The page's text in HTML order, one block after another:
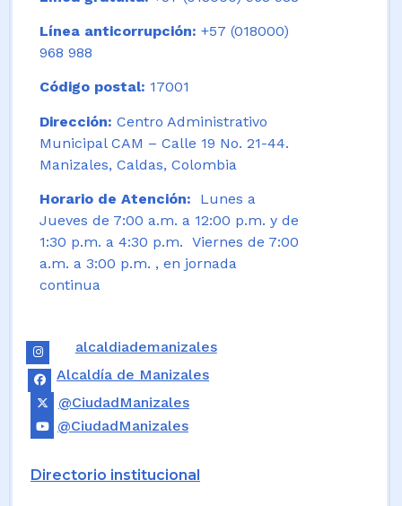
Línea anticorrupción: +57 (018000)
968 988
Código postal: 17001
Dirección: Centro Administrativo
Municipal CAM – Calle 19 No. 21-44.
Manizales, Caldas, Colombia
Horario de Atención: Lunes a
Jueves de 7:00 a.m. a 12:00 p.m. y de
1:30 p.m. a 4:30 p.m. Viernes de 7:00
a.m. a 3:00 p.m. , en jornada
continua
alcaldiademanizales
Alcaldía de Manizales
@CiudadManizales
@CiudadManizales
Directorio institucional